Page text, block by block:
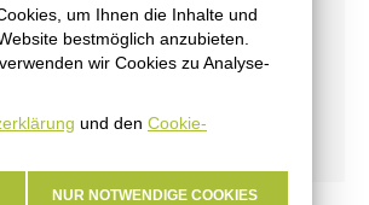
um Ihnen die Inhalte und
bestmöglich anzubieten.
wir Cookies zu Analyse-
und den Cookie-
NUR NOTWENDIGE COOKIES